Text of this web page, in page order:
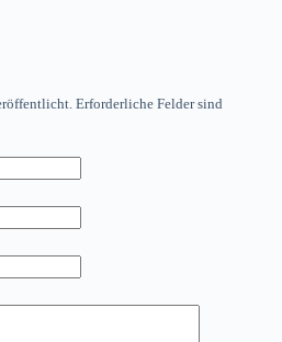
Erforderliche Felder sind